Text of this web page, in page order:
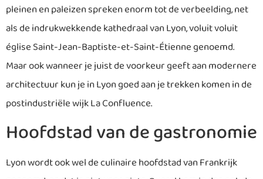
pleinen en paleizen spreken enorm tot de verbeelding, net
als de indrukwekkende kathedraal van Lyon, voluit voluit
église Saint-Jean-Baptiste-et-Saint-Étienne genoemd.
Maar ook wanneer je juist de voorkeur geeft aan modernere
architectuur kun je in Lyon goed aan je trekken komen in de
postindustriële wijk La Confluence.
Hoofdstad van de gastronomie
Lyon wordt ook wel de culinaire hoofdstad van Frankrijk